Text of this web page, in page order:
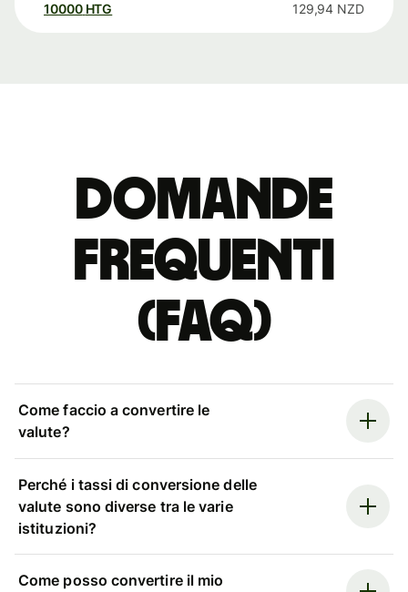
10000 HTG 129,94 NZD
Domande
Frequenti
(FAQ)
Come faccio a convertire le
valute?
Perché i tassi di conversione delle
valute sono diverse tra le varie
istituzioni?
Come posso convertire il mio